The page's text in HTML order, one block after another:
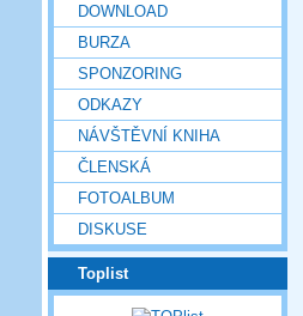
DOWNLOAD
BURZA
SPONZORING
ODKAZY
NÁVŠTĚVNÍ KNIHA
ČLENSKÁ
FOTOALBUM
DISKUSE
Toplist